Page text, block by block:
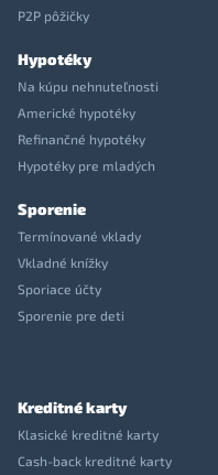
P2P pôžičky
Hypotéky
Na kúpu nehnuteľnosti
Americké hypotéky
Refinančné hypotéky
Hypotéky pre mladých
Sporenie
Termínované vklady
Vkladné knížky
Sporiace účty
Sporenie pre deti
Kreditné karty
Klasické kreditné karty
Cash-back kreditné karty